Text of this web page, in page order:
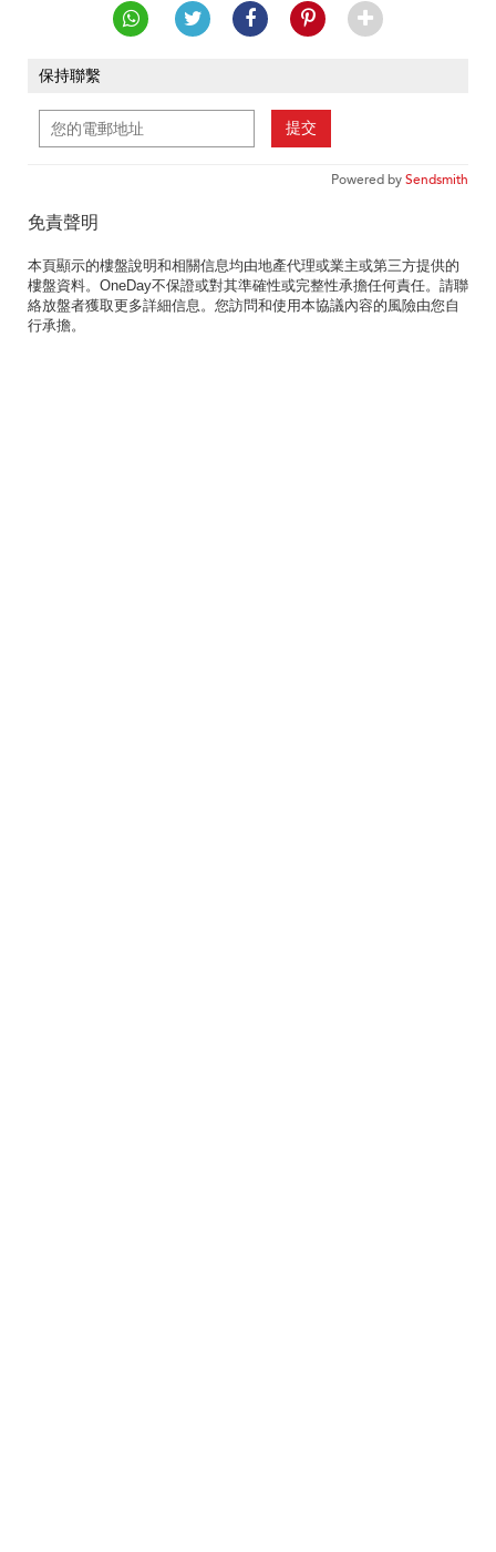
保持聯繫
提交
Powered bySendsmith
免責聲明
本頁顯示的樓盤說明和相關信息均由地產代理或業主或第三方提供的
樓盤資料。OneDay不保證或對其準確性或完整性承擔任何責任。請聯
絡放盤者獲取更多詳細信息。您訪問和使用本協議內容的風險由您自
行承擔。